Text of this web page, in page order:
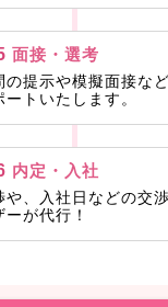
面接・選考
の提示や模擬面接な
トいたします。
内定・入社
や、入社日などの交
ーが代行！